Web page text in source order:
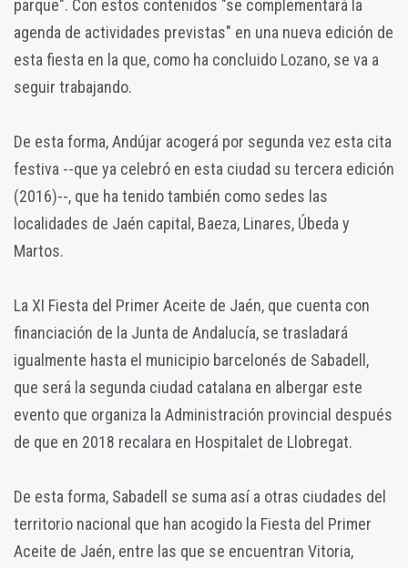
parque". Con estos contenidos "se complementará la
agenda de actividades previstas" en una nueva edición de
esta fiesta en la que, como ha concluido Lozano, se va a
seguir trabajando.
De esta forma, Andújar acogerá por segunda vez esta cita
festiva --que ya celebró en esta ciudad su tercera edición
(2016)--, que ha tenido también como sedes las
localidades de Jaén capital, Baeza, Linares, Úbeda y
Martos.
La XI Fiesta del Primer Aceite de Jaén, que cuenta con
financiación de la Junta de Andalucía, se trasladará
igualmente hasta el municipio barcelonés de Sabadell,
que será la segunda ciudad catalana en albergar este
evento que organiza la Administración provincial después
de que en 2018 recalara en Hospitalet de Llobregat.
De esta forma, Sabadell se suma así a otras ciudades del
territorio nacional que han acogido la Fiesta del Primer
Aceite de Jaén, entre las que se encuentran Vitoria,